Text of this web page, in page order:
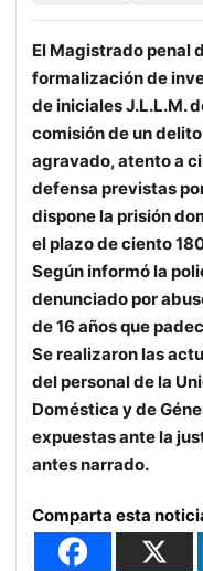
El Magistrado penal
formalización de
de iniciales J.L.L.M.
comisión de un
agravado, atento a
defensa previstas
dispone la prisión
el plazo de ciento
Según informó la
denunciado por
de 16 años que
Se realizaron las
del personal de la
Doméstica y de
expuestas ante la
antes narrado.
Comparta esta